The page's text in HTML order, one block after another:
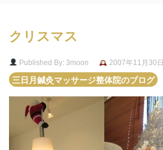
クリスマス
Published By: 3moon
2007年11月30日
三日月鍼灸マッサージ整体院のブログ